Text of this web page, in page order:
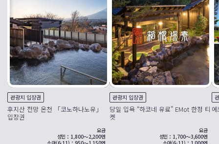
관광지 입장권
후지산 전망 온천 「코노하나노유」
입장권
요금
성인：1,800～2,200엔
관광지 입장권
당일 입욕 “하코네 유료” EMot 한정 티
켓
요금
성인：1,700～3,600엔